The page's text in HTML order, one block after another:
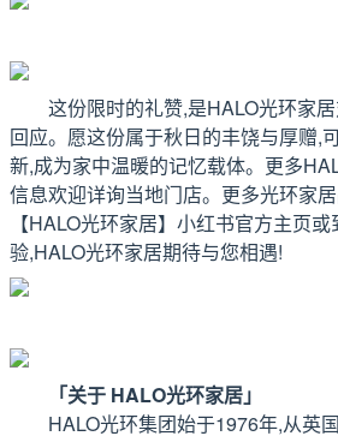
这份限时的礼赞,是HALO光环家
回应。愿这份属于秋日的丰饶与厚赠,
新,成为家中温暖的记忆载体。更多
信息欢迎详询当地门店。更多光环家
【HALO光环家居】小红书官方主页
验,HALO光环家居期待与您相遇!
「关于 HALO光环家居」
HALO光环集团始于1976年,从英